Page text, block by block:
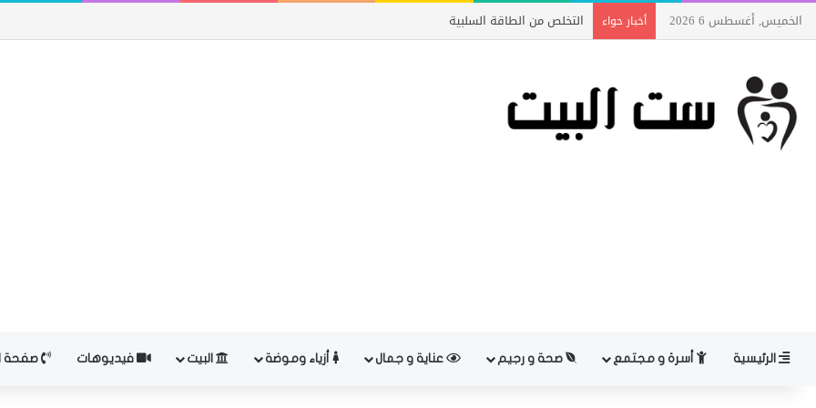
الخميس, أغسطس 6 2026 أخبار حواء التخلص من الطاقة السلبية
الرئيسية أسرة و مجتمع صحة و رجيم عناية و جمال أزياء وموضة البيت فيديوهات صفحة